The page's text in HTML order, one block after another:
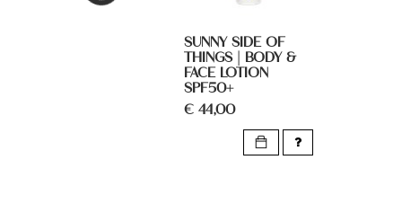
SUNNY SIDE OF
THINGS | BODY &
FACE LOTION
SPF50+
€ 44,00